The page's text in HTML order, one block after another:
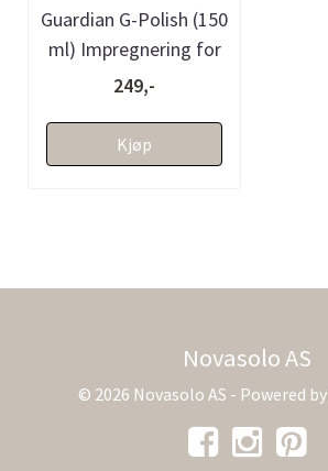
Guardian G-Polish (150
ml) Impregnering for
stein
249,-
Kjøp
Novasolo AS
© 2026 Novasolo AS - Powered by